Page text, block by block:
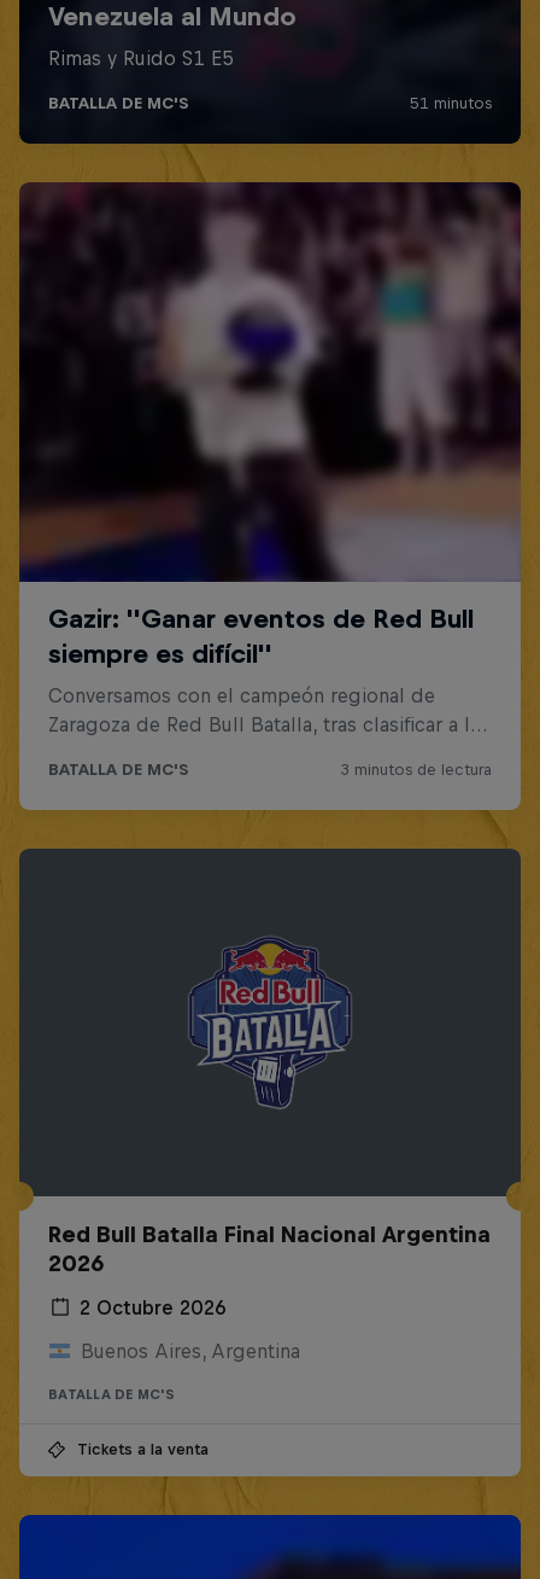
Red Bull Batalla Final Nacional Argentina
2026
2 Octubre 2026
Buenos Aires, Argentina
BATALLA DE MC'S
Tickets a la venta